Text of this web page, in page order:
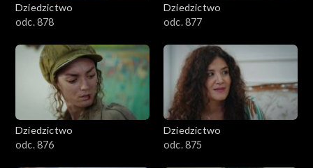
Dziedzictwo
odc. 878
Dziedzictwo
odc. 877
Dziedzictwo
odc. 876
Dziedzictwo
odc. 875